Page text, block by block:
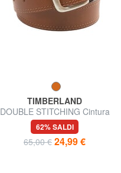
TIMBERLAND
DOUBLE STITCHING Cintura
in pelle accorciabile
62% SALDI
65,00 € 24,99 €